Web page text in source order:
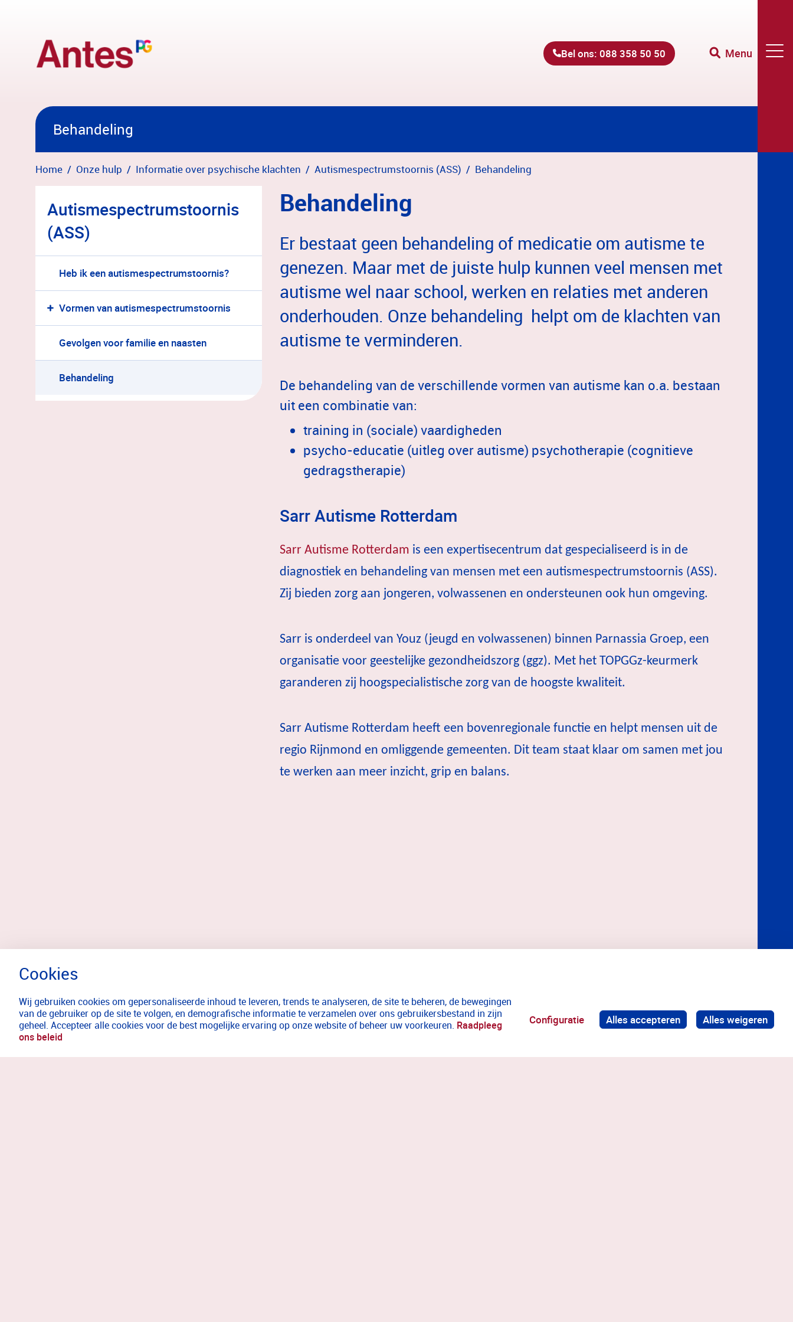
Bel ons: 088 358 50 50 Menu
Behandeling
Home Onze hulp Informatie over psychische klachten Autismespectrumstoornis (ASS) Behandeling
Autismespectrumstoornis
(ASS)
Heb ik een autismespectrumstoornis?
Vormen van autismespectrumstoornis
McDD
Gevolgen voor familie en naasten
Behandeling
Behandeling
Er bestaat geen behandeling of medicatie om autisme te
genezen. Maar met de juiste hulp kunnen veel mensen met
autisme wel naar school, werken en relaties met anderen
onderhouden. Onze behandeling helpt om de klachten van
autisme te verminderen.
De behandeling van de verschillende vormen van autisme kan o.a. bestaan
uit een combinatie van:
training in (sociale) vaardigheden
psycho-educatie (uitleg over autisme) psychotherapie (cognitieve
gedragstherapie)
Sarr Autisme Rotterdam
Sarr Autisme Rotterdam is een expertisecentrum dat gespecialiseerd is in de
diagnostiek en behandeling van mensen met een autismespectrumstoornis (ASS).
Zij bieden zorg aan jongeren, volwassenen en ondersteunen ook hun omgeving.
Sarr is onderdeel van Youz (jeugd en volwassenen) binnen Parnassia Groep, een
organisatie voor geestelijke gezondheidszorg (ggz). Met het TOPGGz-keurmerk
garanderen zij hoogspecialistische zorg van de hoogste kwaliteit.
Sarr Autisme Rotterdam heeft een bovenregionale functie en helpt mensen uit de
regio Rijnmond en omliggende gemeenten. Dit team staat klaar om samen met jou
te werken aan meer inzicht, grip en balans.
Wij gebruiken cookies om gepersonaliseerde inhoud te leveren, trends te analyseren, de site te beheren, de bewegingen
van de gebruiker op de site te volgen, en demografische informatie te verzamelen over ons gebruikersbestand in zijn
geheel. Accepteer alle cookies voor de best mogelijke ervaring op onze website of beheer uw voorkeuren. Raadpleeg
ons beleid
Configuratie Alles accepteren Alles weigeren